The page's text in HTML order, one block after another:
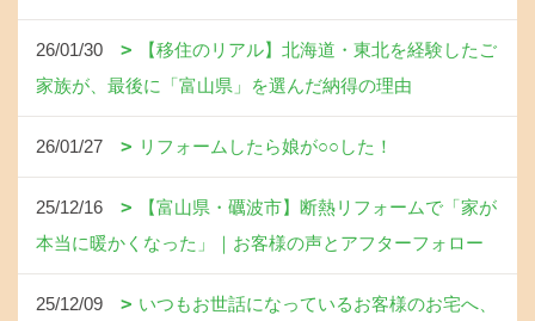
26/01/30
【移住のリアル】北海道・東北を経験したご
家族が、最後に「富山県」を選んだ納得の理由
26/01/27 リフォームしたら娘が○○した！
25/12/16
【富山県・礪波市】断熱リフォームで「家が
本当に暖かくなった」｜お客様の声とアフターフォロー
25/12/09
いつもお世話になっているお客様のお宅へ、